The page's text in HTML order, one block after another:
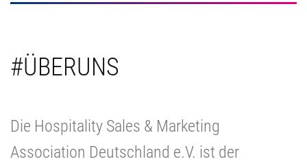
#ÜBERUNS
Die Hospitality Sales & Marketing
Association Deutschland e.V. ist der